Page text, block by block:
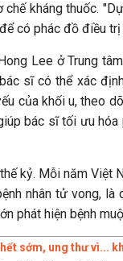
chế kháng thuốc.
có phác đồ điều trị
Lee ở Trung
sĩ có thể xác
của khối u, theo
bác sĩ tối ưu
kỷ. Mỗi năm Việt
nhân tử vong,
phát hiện bệnh
sớm, ung thư vì...